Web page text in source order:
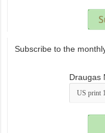
Subscribe to the
Draugas